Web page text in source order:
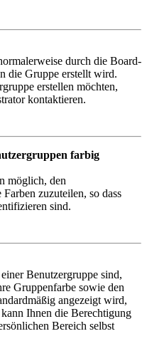
durch die Board-
die Gruppe erstellt wird.
erstellen möchten,
kontaktieren.
farbig
möglich, den
zuzuteilen, so dass
sind.
Benutzergruppe sind,
Gruppenfarbe sowie den
angezeigt wird,
Ihnen die Berechtigung
Bereich selbst